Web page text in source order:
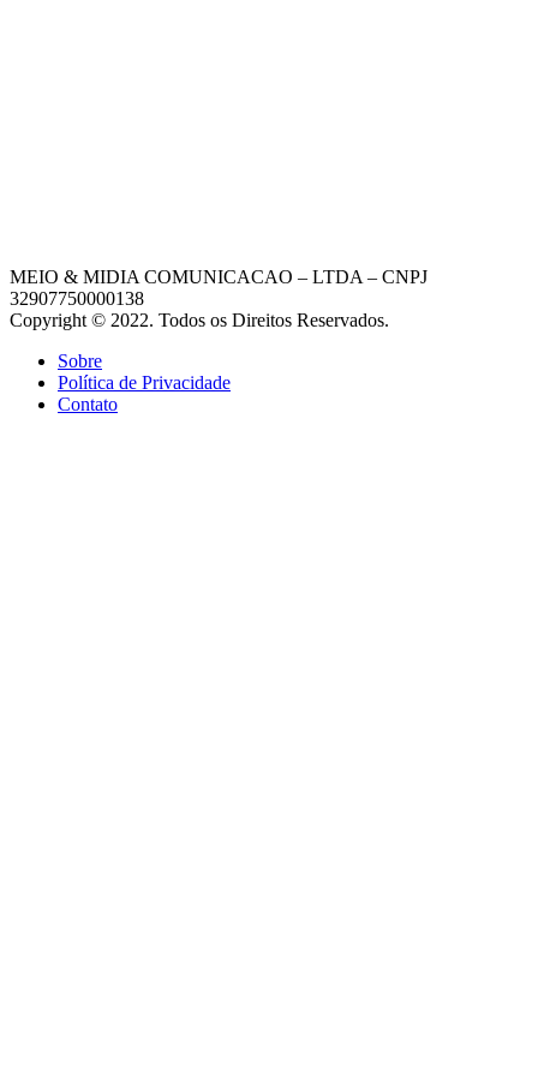
MEIO & MIDIA COMUNICACAO – LTDA – CNPJ
32907750000138
Copyright © 2022. Todos os Direitos Reservados.
Sobre
Política de Privacidade
Contato